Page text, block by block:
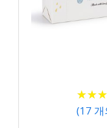
★★★
★★★
(17 개